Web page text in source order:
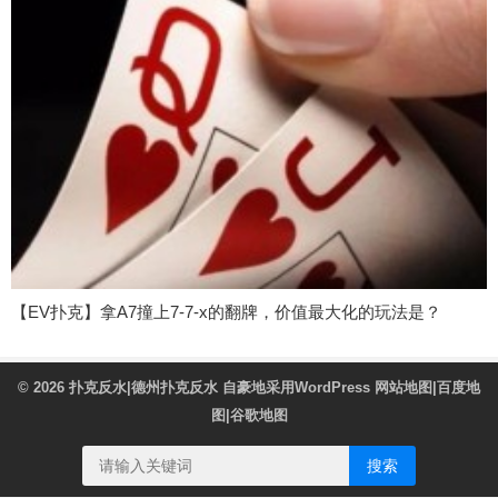
【EV扑克】拿A7撞上7-7-x的翻牌，价值最大化的玩法是？
© 2026 扑克反水|德州扑克反水 自豪地采用WordPress 网站地图 百度地
图 谷歌地图
搜索